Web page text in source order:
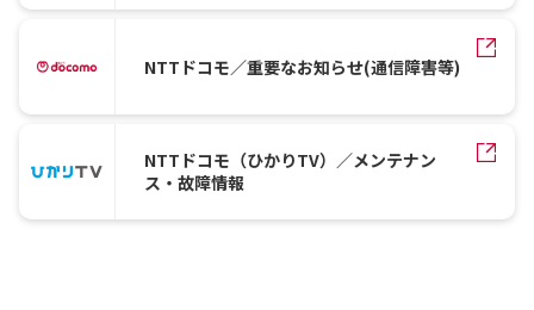
NTTドコモ／重要なお知らせ(通信障害等)
NTTドコモ（ひかりTV）／メンテナン
ス・故障情報